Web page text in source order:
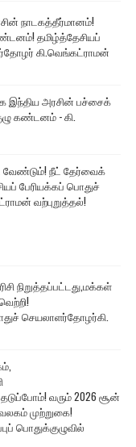
நாடகத்தீர்மானம்!
தமிழ்த்தேசியப்
கி.வெங்கட்ராமன்
இந்திய அரசின் பச்சைக்
கண்டனம் - கி.
வேண்டும்! நீட் தேர்வைக்
பேரியக்கப் பொதுச்
வற்புறுத்தல்!
நிறுத்தப்பட்டது,மக்கள்
செயலாளர்தோழர்கி.
வரும் 2026 சூன்
முற்றுகை!
பொதுக்குழுவில்